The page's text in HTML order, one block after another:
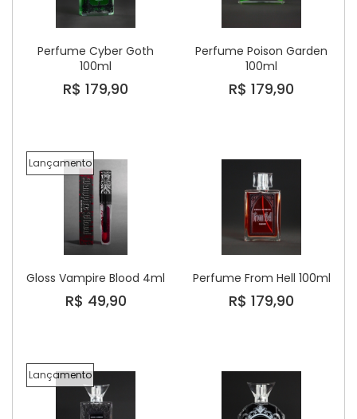
Perfume Cyber Goth
100ml
R$ 179,90
Perfume Poison Garden
100ml
R$ 179,90
Lançamento
Gloss Vampire Blood 4ml
R$ 49,90
Perfume From Hell 100ml
R$ 179,90
Lançamento